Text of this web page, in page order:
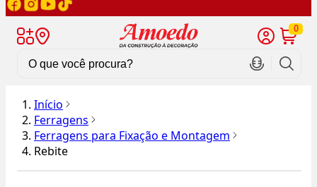
0
Início
Ferragens
Ferragens para Fixação e Montagem
Rebite